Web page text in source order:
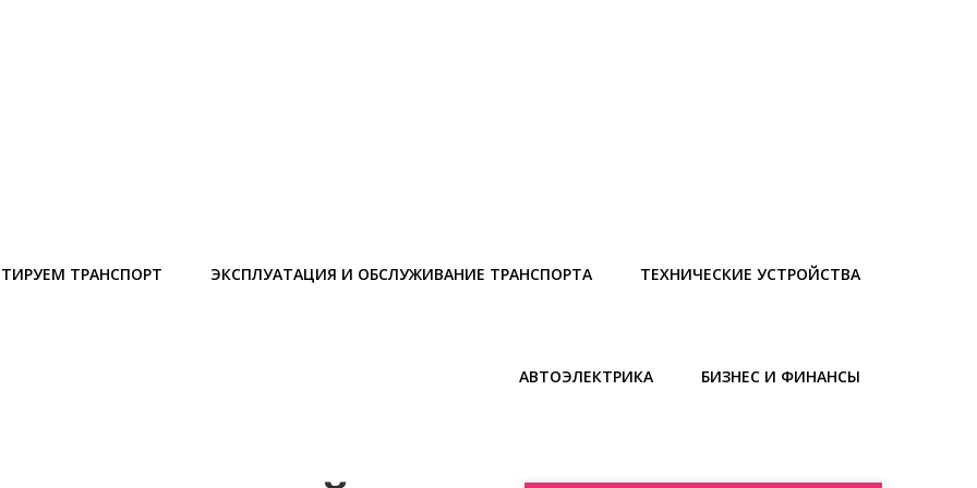
ТРАНСПОРТ ЭКСПЛУАТАЦИЯ И ОБСЛУЖИВАНИЕ ТРАНСПОРТА ТЕХНИЧЕСКИЕ УСТРОЙСТВА
АВТОЭЛЕКТРИКА БИЗНЕС И ФИНАНСЫ